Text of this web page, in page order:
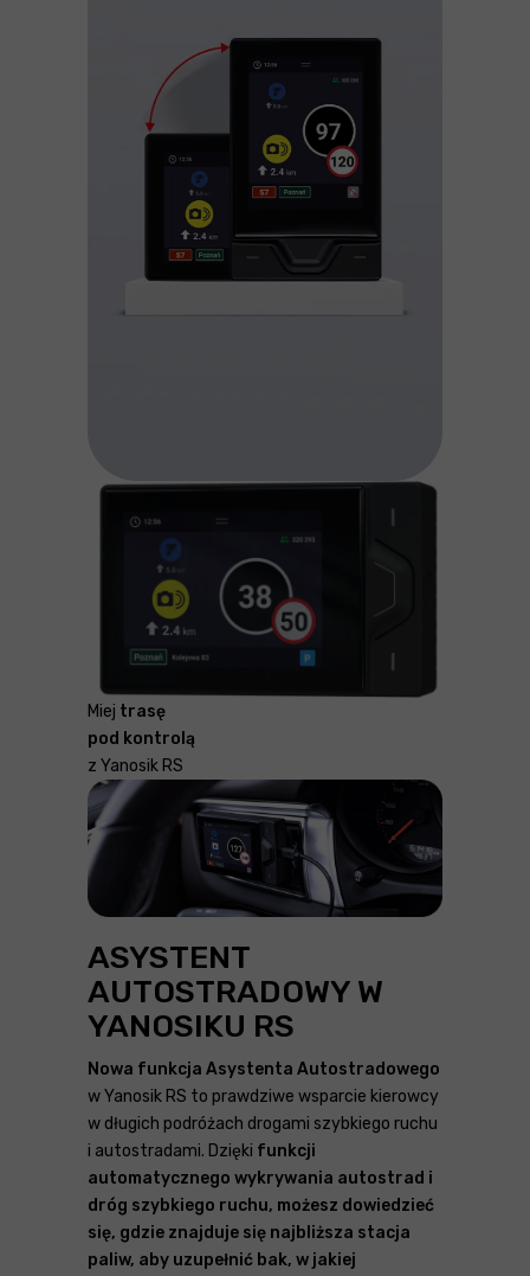
Miej trasę
pod kontrolą
z Yanosik RS
ASYSTENT
AUTOSTRADOWY W
YANOSIKU RS
Nowa funkcja Asystenta Autostradowego
w Yanosik RS to prawdziwe wsparcie kierowcy
w długich podróżach drogami szybkiego ruchu
i autostradami. Dzięki funkcji
automatycznego wykrywania autostrad i
dróg szybkiego ruchu, możesz dowiedzieć
się, gdzie znajduje się najbliższa stacja
paliw, aby uzupełnić bak, w jakiej